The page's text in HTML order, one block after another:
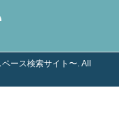
ース検索サイト〜. All